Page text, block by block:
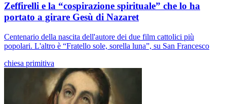
Zeffirelli e la “cospirazione spirituale” che lo ha
portato a girare Gesù di Nazaret
Centenario della nascita dell'autore dei due film cattolici più
popolari. L'altro è “Fratello sole, sorella luna”, su San Francesco
chiesa primitiva